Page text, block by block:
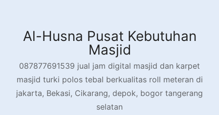
contentAl-Husna Pusat Kebutuhan
Masjid
087877691539 jual jam digital masjid dan karpet
masjid turki polos tebal berkualitas roll meteran di
jakarta, Bekasi, Cikarang, depok, bogor tangerang
selatan